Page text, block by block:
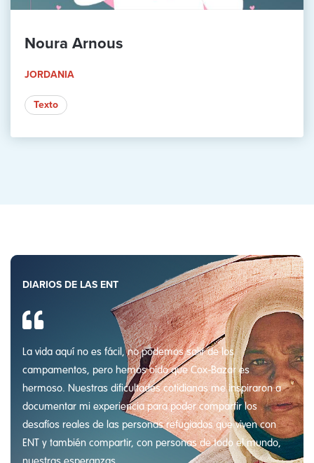
Noura Arnous
JORDANIA
Texto
DIARIOS DE LAS ENT
La vida aquí no es fácil, no podemos salir de los
campamentos, pero hemos oído que Cox-Bazar es
hermoso. Nuestras dificultades cotidianas me inspiraron a
documentar mi experiencia para poder compartir los
desafíos reales de las personas refugiados que viven con
ENT y también compartir, con personas de todo el mundo,
nuestras esperanzas.